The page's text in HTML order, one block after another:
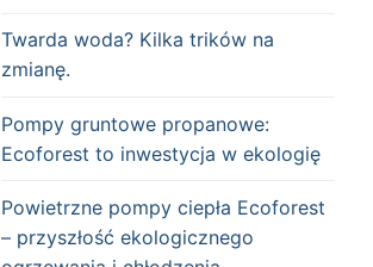
Twarda woda? Kilka trików na
zmianę.
Pompy gruntowe propanowe:
Ecoforest to inwestycja w ekologię
Powietrzne pompy ciepła Ecoforest
– przyszłość ekologicznego